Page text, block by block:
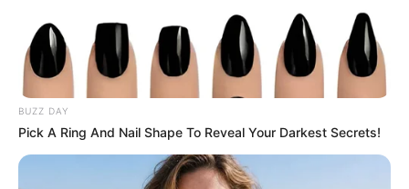
ยอดอก หรือปานนม เป็นวงกว้าง
บอกถึงความเป็นคนมีสติปัญญาดี ชอบคิดชอบวางแผน
ดวงชะตาดี เป็นคนมีวาสนา มีเกียรติ มีชื่อเสียง ชีวิตไม่
ลำบาก
BUZZ DAY
Pick A Ring And Nail Shape To Reveal Your Darkest Secrets!